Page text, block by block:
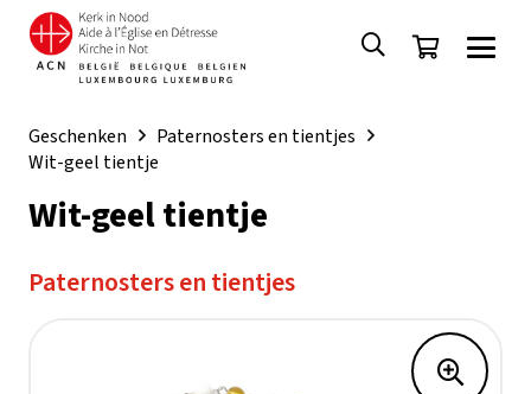
Geschenken
Paternosters en tientjes
Wit-geel tientje
Wit-geel tientje
Paternosters en tientjes